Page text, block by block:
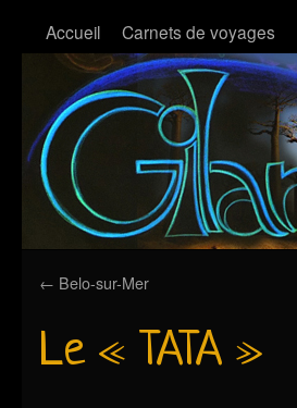
Accueil Carnets de voyages
← Belo-sur-Mer
Le « TATA »